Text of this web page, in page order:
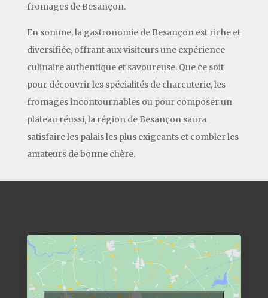
fromages de Besançon.
En somme, la gastronomie de Besançon est riche et
diversifiée, offrant aux visiteurs une expérience
culinaire authentique et savoureuse. Que ce soit
pour découvrir les spécialités de charcuterie, les
fromages incontournables ou pour composer un
plateau réussi, la région de Besançon saura
satisfaire les palais les plus exigeants et combler les
amateurs de bonne chère.